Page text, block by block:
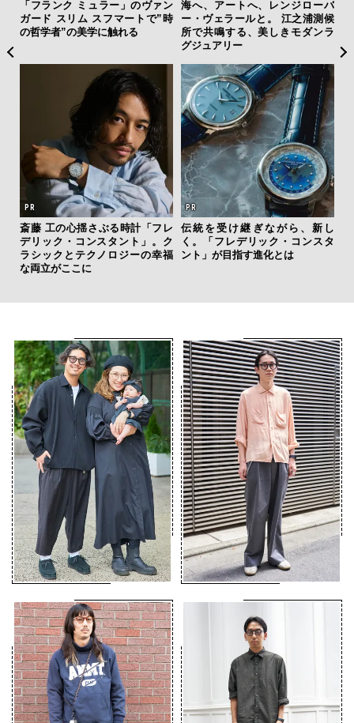
ローバ
浦測候
ダンラ
新し
スタ
“スワロフスキー クリエイテッド
ダイヤモンズ コレクション”が証
明！ ラボ発「未来のダイヤ」の
サングラス決定版！ OWNDAYS
とのコラボで「ずっと、どこで
も」使える4シリーズデビュー＆
4名がレビュー
内製化こそ、コンサルティング
の本質だ。レバレジーズが実践
する、次世代ファームの全貌
「コンディション」が成果を左
右する——TENTIALの想いと研
究成果を結集した「BAKUNE Dr